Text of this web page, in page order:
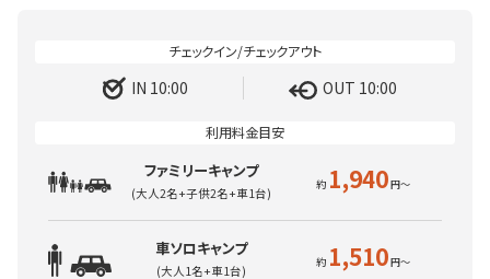
IN 10:00 OUT 10:00
ファミリーキャンプ
(大人2名+子供2名+車1台) 1,940
車ソロキャンプ
(大人1名+車1台) 1,510